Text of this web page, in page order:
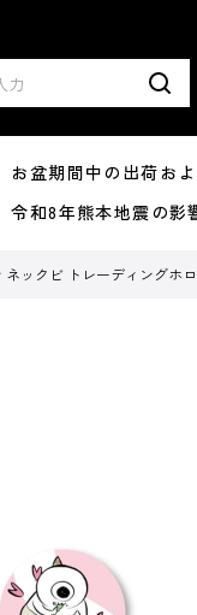
盆期間中の出荷およ
和8年熊本地震の影
ックビ トレーディングホ